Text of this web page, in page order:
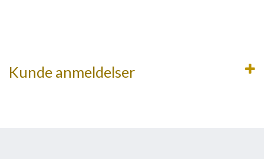
Kunde anmeldelser